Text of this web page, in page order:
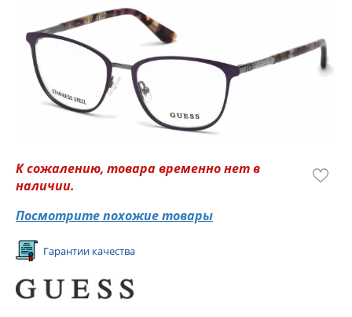
К сожалению, товара временно нет в
наличии.
Посмотрите похожие товары
Гарантии качества